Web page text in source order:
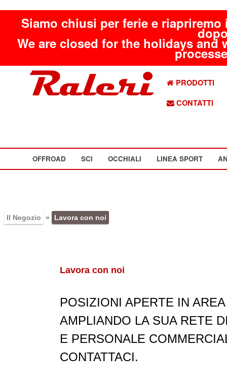
Siamo chiusi per ferie e
We are closed for the holidays
PRODOTTI
CONTATTI
OFFROAD SCI OCCHIALI LINEA SPORT
Il Negozio » Lavora con noi
Lavora con noi
POSIZIONI APERTE IN
AMPLIANDO LA SUA RETE
E PERSONALE
CONTATTACI.